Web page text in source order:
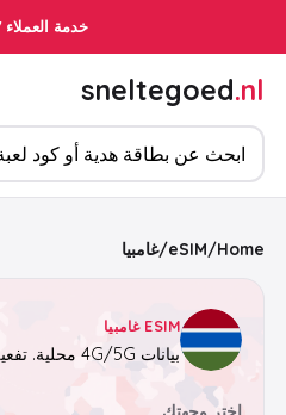
خدمة العملاء 24/7
sneltegoed.nl
ابحث عن المنتجات
Home
/
eSIM
/غامبيا
ESIM غامبيا
بيانات 4G/5G محلية. تفعيل فوري، بدون شريحة فعلية.
اختر وجهتك